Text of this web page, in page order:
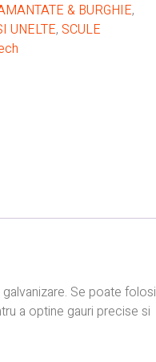
& BURGHIE,
UNELTE, SCULE
Se poate folosi
a optine gauri precise si